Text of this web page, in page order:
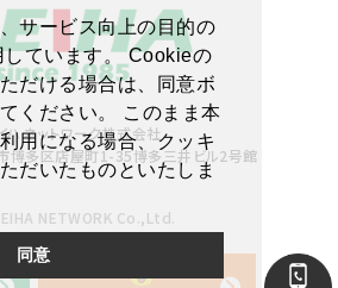
サービス向上の目的の
ています。 Cookieの
だける場合は、同意ボ
ください。 このまま本
用になる場合、クッキ
だいたものといたしま
同意
ハネットワーク株式会社
博多区店屋町1-35博多三井ビル2号館
NETWORK Co.,Ltd.